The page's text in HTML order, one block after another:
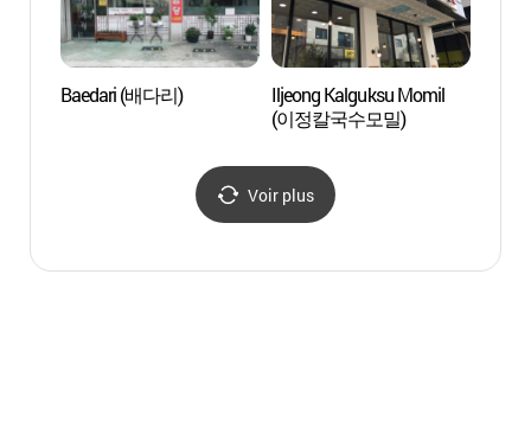
Baedari (배다리)
Iljeong Kalguksu Momil
(이정칼국수모밀)
Voir plus